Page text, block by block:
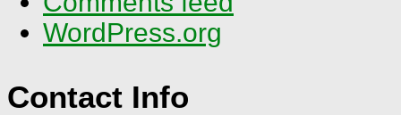
WordPress.org
Contact Info